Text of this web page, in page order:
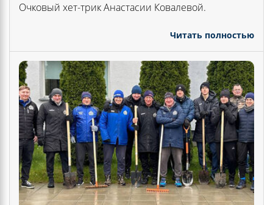
Очковый хет-трик Анастасии Ковалевой.
Читать полностью